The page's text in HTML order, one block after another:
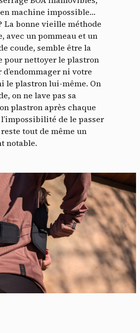
machine impossible…
La bonne vieille méthode
avec un pommeau et un
coude, semble être la
pour nettoyer le plastron
ni votre
le plastron lui-même. On
on ne lave pas sa
plastron après chaque
de le passer
tout de même un
notable.